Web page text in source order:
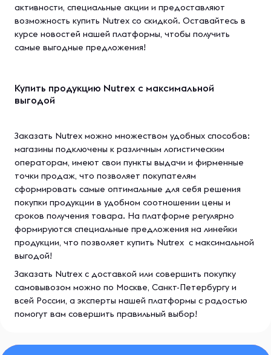
активности, специальные акции и предоставляют
возможность купить Nutrex со скидкой. Оставайтесь в
курсе новостей нашей платформы, чтобы получить
самые выгодные предложения!
Купить продукцию Nutrex с максимальной
выгодой
Заказать Nutrex можно множеством удобных способов:
магазины подключены к различным логистическим
операторам, имеют свои пункты выдачи и фирменные
точки продаж, что позволяет покупателям
сформировать самые оптимальные для себя решения
покупки продукции в удобном соотношении цены и
сроков получения товара. На платформе регулярно
формируются специальные предложения на линейки
продукции, что позволяет купить Nutrex с максимальной
выгодой!
Заказать Nutrex с доставкой или совершить покупку
самовывозом можно по Москве, Санкт-Петербургу и
всей России, а эксперты нашей платформы с радостью
помогут вам совершить правильный выбор!